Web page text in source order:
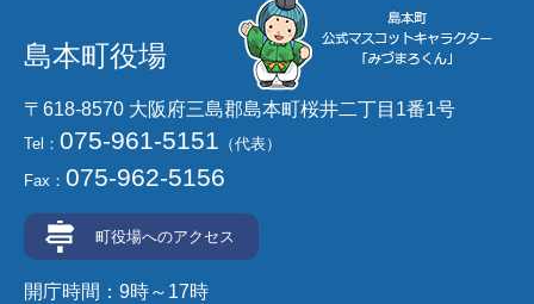
島本町役場
〒618-8570 大阪府三島郡島本町桜井二丁目1番1号
Tel： 075-961-5151 （代表）
Fax： 075-962-5156
町役場へのアクセス
開庁時間：9時～17時